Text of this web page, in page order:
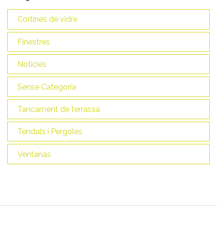
Cortines de vidre
Finestres
Noticies
Sense Categoría
Tancament de terrassa
Tendals i Pergoles
Ventanas